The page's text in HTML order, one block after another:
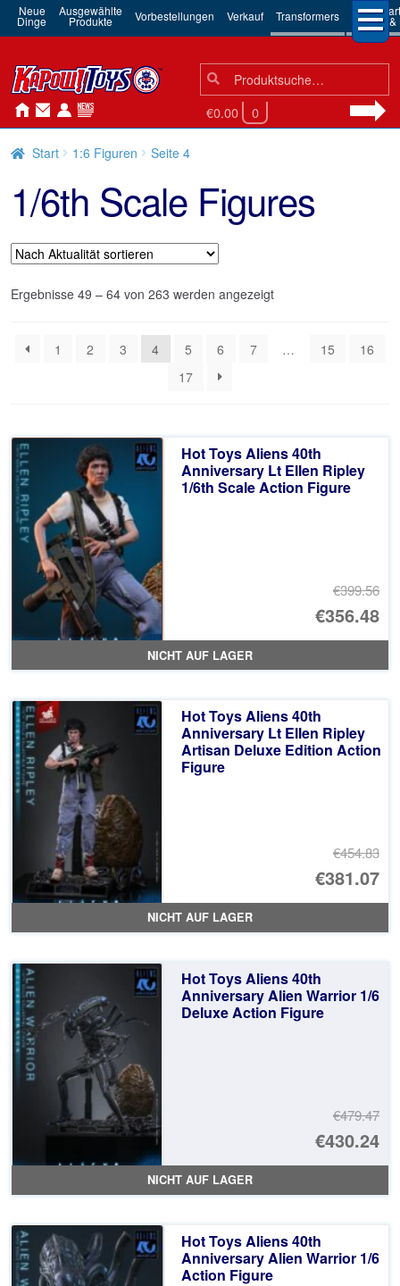
Neue
Dinge
Ausgewählte
Produkte Vorbestellungen Verkauf Transformers 3rd
Robots
Suchen
nach:
Suche
€0.00 0
Start 1:6 Figuren Seite 4
1/6th Scale Figures
Ergebnisse 49 – 64 von 263 werden angezeigtNach
1
2 3 4 5 6 7 … 15
16
17
Hot Toys Aliens 40th
Anniversary Lt Ellen Ripley
1/6th Scale Action Figure
€399.56
€356.48
NICHT AUF LAGER
Hot Toys Aliens 40th
Anniversary Lt Ellen Ripley
Artisan Deluxe Edition Action
Figure
€454.83
€381.07
NICHT AUF LAGER
Hot Toys Aliens 40th
Anniversary Alien Warrior 1/6
Deluxe Action Figure
€479.47
€430.24
NICHT AUF LAGER
Hot Toys Aliens 40th
Anniversary Alien Warrior 1/6
Action Figure